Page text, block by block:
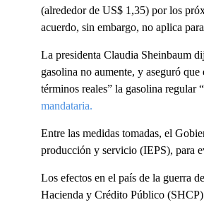
(alrededor de US$ 1,35) por los
acuerdo, sin embargo, no aplica
La presidenta Claudia Sheinbaum
gasolina no aumente, y aseguró
términos reales” la gasolina regular
mandataria.
Entre las medidas tomadas, el
producción y servicio (IEPS), para
Los efectos en el país de la guerra
Hacienda y Crédito Público